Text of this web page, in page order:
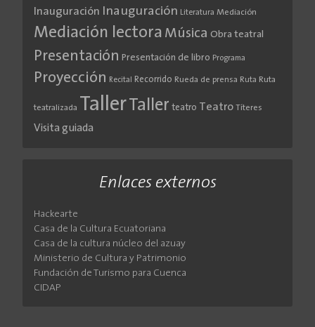
Inauguración Inauguración Literatura Mediación
Mediación lectora Música Obra teatral
Presentación Presentación de libro Programa
Proyección Recital Recorrido Rueda de prensa Ruta Ruta
teatralizada Taller Taller teatro Teatro Títeres
Visita guiada
Enlaces externos
Hackearte
Casa de la Cultura Ecuatoriana
Casa de la cultura núcleo del azuay
Ministerio de Cultura y Patrimonio
Fundación de Turismo para Cuenca
CIDAP